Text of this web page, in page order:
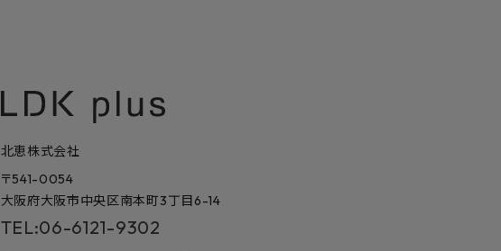
北恵株式会社
〒541-0054
大阪府大阪市中央区南本町3丁目6-14
TEL:06-6121-9302